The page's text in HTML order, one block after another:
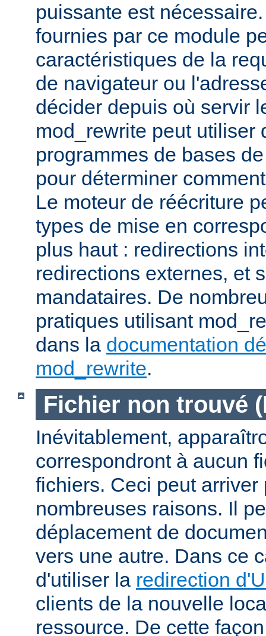
puissante est
fournies par ce module
caractéristiques de la
de navigateur ou
décider depuis où servir
mod_rewrite peut utiliser
programmes de bases
pour déterminer
Le moteur de réécriture
types de mise en
plus haut : redirections
redirections externes, et
mandataires. De
pratiques utilisant
dans la documentation
mod_rewrite.
Fichier non trouvé
Inévitablement,
correspondront à aucun
fichiers. Ceci peut arriver
nombreuses raisons. Il
déplacement de
vers une autre. Dans ce
d'utiliser la redirection
clients de la nouvelle
ressource. De cette